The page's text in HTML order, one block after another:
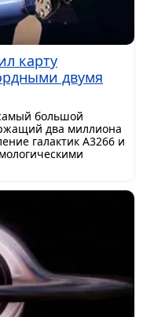
карту
двумя
большой
два миллиона
галактик A3266 и